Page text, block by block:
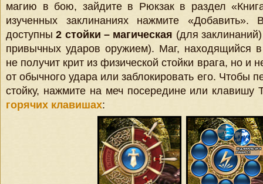
магию в бою, зайдите в Рюкзак в раздел
изученных заклинаниях нажмите
доступны2 стойки – магическая (для
привычных ударов оружием). Маг, находящийся в
не получит крит из физической стойки врага, но и
от обычного удара или заблокировать его. Чтобы
стойку, нажмите на меч посередине или клавишу
горячих клавишах: